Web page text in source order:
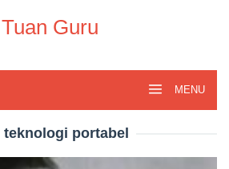
Tuan Guru
MENU
teknologi portabel